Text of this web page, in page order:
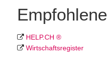
HELP.CH ®
Wirtschafts­register